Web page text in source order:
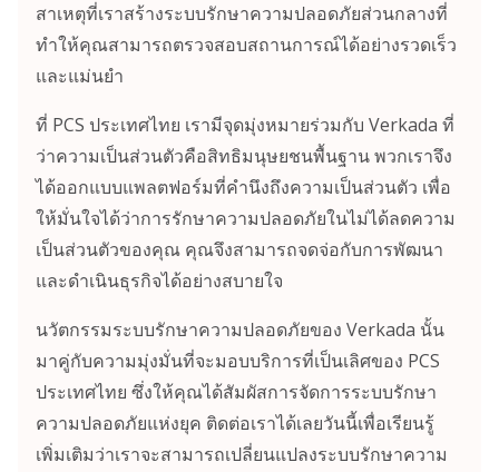
สาเหตุที่เราสร้างระบบรักษาความปลอดภัยส่วนกลางที่
ทำให้คุณสามารถตรวจสอบสถานการณ์ได้อย่างรวดเร็ว
และแม่นยำ
ที่ PCS ประเทศไทย เรามีจุดมุ่งหมายร่วมกับ Verkada ที่
ว่าความเป็นส่วนตัวคือสิทธิมนุษยชนพื้นฐาน พวกเราจึง
ได้ออกแบบแพลตฟอร์มที่คำนึงถึงความเป็นส่วนตัว เพื่อ
ให้มั่นใจได้ว่าการรักษาความปลอดภัยในไม่ได้ลดความ
เป็นส่วนตัวของคุณ คุณจึงสามารถจดจ่อกับการพัฒนา
และดำเนินธุรกิจได้อย่างสบายใจ
นวัตกรรมระบบรักษาความปลอดภัยของ Verkada นั้น
มาคู่กับความมุ่งมั่นที่จะมอบบริการที่เป็นเลิศของ PCS
ประเทศไทย ซึ่งให้คุณได้สัมผัสการจัดการระบบรักษา
ความปลอดภัยแห่งยุค ติดต่อเราได้เลยวันนี้เพื่อเรียนรู้
เพิ่มเติมว่าเราจะสามารถเปลี่ยนแปลงระบบรักษาความ